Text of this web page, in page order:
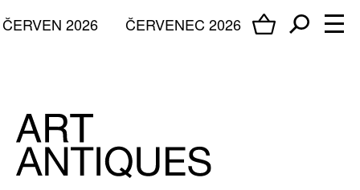
ČERVENEC 2026
ČERVEN 2026